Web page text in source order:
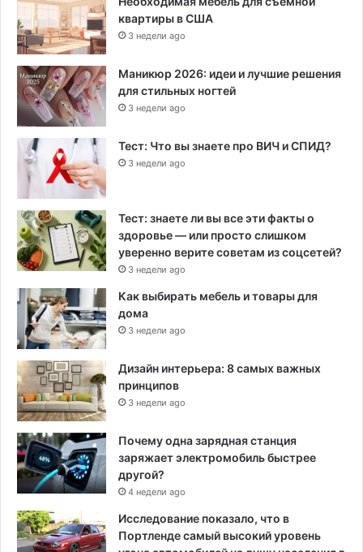
квартиры в США
3 недели ago
Маникюр 2026: идеи и лучшие решения
для стильных ногтей
3 недели ago
Тест: Что вы знаете про ВИЧ и СПИД?
3 недели ago
Тест: знаете ли вы все эти факты о
здоровье — или просто слишком
уверенно верите советам из соцсетей?
3 недели ago
Как выбирать мебель и товары для
дома
3 недели ago
Дизайн интерьера: 8 самых важных
принципов
3 недели ago
Почему одна зарядная станция
заряжает электромобиль быстрее
другой?
4 недели ago
Исследование показало, что в
Портленде самый высокий уровень